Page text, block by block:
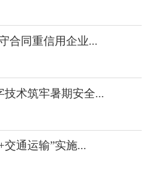
合同重信用企业...
术筑牢暑期安全...
交通运输”实施...